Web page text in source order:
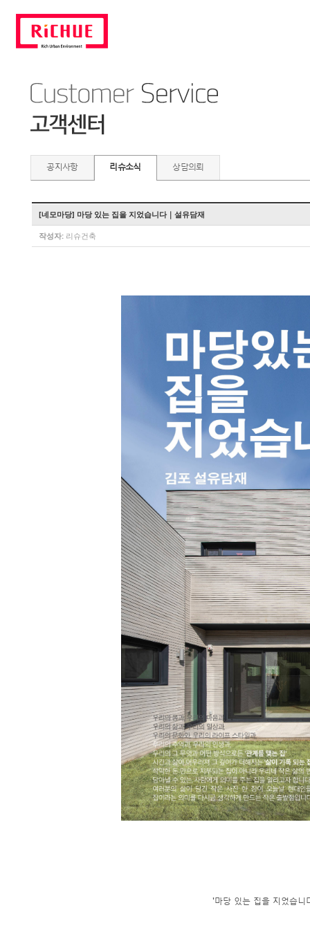
공지사항 리슈소식 상담의뢰
[네모마당] 마당 있는 집을 지었습니다｜설유담재
작성자: 리슈건축
'마당 있는 집을 지었습니